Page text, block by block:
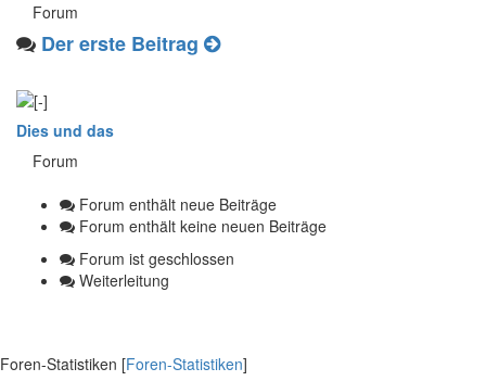
Forum
Der erste Beitrag
Dies und das
Forum
Forum enthält neue Beiträge
Forum enthält keine neuen Beiträge
Forum ist geschlossen
Weiterleitung
Foren-Statistiken [Foren-Statistiken]